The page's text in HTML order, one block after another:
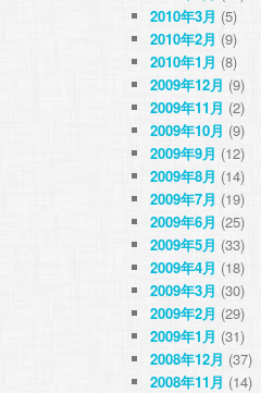
2010年3月 (5)
2010年2月 (9)
2010年1月 (8)
2009年12月 (9)
2009年11月 (2)
2009年10月 (9)
2009年9月 (12)
2009年8月 (14)
2009年7月 (19)
2009年6月 (25)
2009年5月 (33)
2009年4月 (18)
2009年3月 (30)
2009年2月 (29)
2009年1月 (31)
2008年12月 (37)
2008年11月 (14)